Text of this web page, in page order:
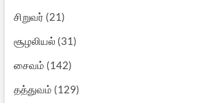
சிறுவர் (21)
சூழலியல்(31)
சைவம் (142)
தத்துவம் (129)